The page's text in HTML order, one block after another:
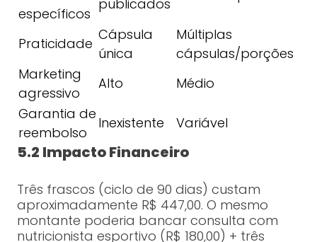
específicos
publicados
Praticidade
Cápsula
única
Múltiplas
cápsulas/porções
Marketing
agressivo
Alto
Médio
Garantia de
reembolso
Inexistente Variável
5.2 Impacto Financeiro
Três frascos (ciclo de 90 dias) custam
aproximadamente R$ 447,00. O mesmo
montante poderia bancar consulta com
nutricionista esportivo (R$ 180,00) + três